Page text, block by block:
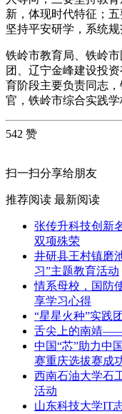
新，体现时代特征；
坚持平安研学，系统规
铁岭市教育局、铁岭
团、辽宁金峰建设投
育阶段主要负责同志
官，铁岭市综合实践学
542 赞
扫一扫分享给朋友
推荐阅读 最新阅读
张传升科技创新
双项殊荣
井研县王村镇磨
习”主题教育活动
情系母校，国防
享学习心得
“星星火种”实践
舌尖上的南靖
中国“芯”助力中
赛重庆选拔赛成
西南石油大学石
活动
山东科技大学IT